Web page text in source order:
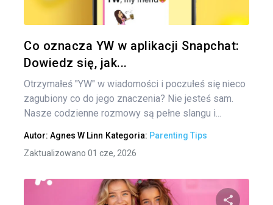
Co oznacza YW w aplikacji Snapchat:
Dowiedz się, jak...
Otrzymałeś "YW" w wiadomości i poczułeś się nieco
zagubiony co do jego znaczenia? Nie jesteś sam.
Nasze codzienne rozmowy są pełne slangu i...
Autor: Agnes W Linn Kategoria: Parenting Tips
Zaktualizowano 01 cze, 2026